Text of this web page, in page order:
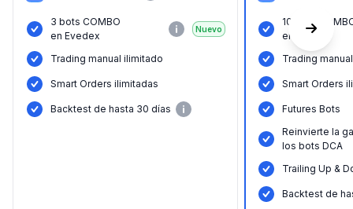
3 bots COMBO
en Evedex
Nuevo
Trading manual ilimitado
Smart Orders ilimitadas
Backtest de hasta 30 días
10 bots
en Evedex
Trading
Smart Orders
Futures Bots
Reinvierte la
los bots DCA
Trailing Up &
Backtest de